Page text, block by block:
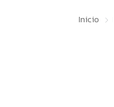
Inicio